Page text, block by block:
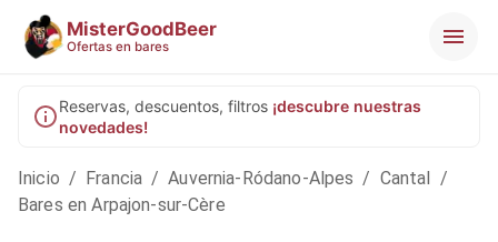
MisterGoodBeer
Ofertas en bares
Reservas, descuentos, filtros ¡descubre nuestras
novedades!
Inicio / Francia / Auvernia-Ródano-Alpes / Cantal /
Bares en Arpajon-sur-Cère